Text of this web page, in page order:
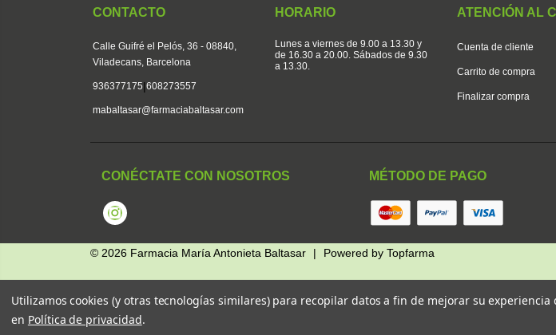
CONTACTO
Calle Guifré el Pelós, 36 - 08840,
Viladecans, Barcelona
936377175|608273557
mabaltasar@farmaciabaltasar.com
HORARIO
Lunes a viernes de 9.00 a 13.30 y
de 16.30 a 20.00. Sábados de 9.30
a 13.30.
ATENCIÓN AL
Cuenta de cliente
Carrito de compra
Finalizar compra
CONÉCTATE CON NOSOTROS
Instagram
MÉTODO DE PAGO
© 2026 Farmacia María Antonieta Baltasar | Powered by Topfarma
Utilizamos cookies (y otras tecnologías similares) para recopilar datos a fin de mejorar su experiencia
en Política de privacidad.